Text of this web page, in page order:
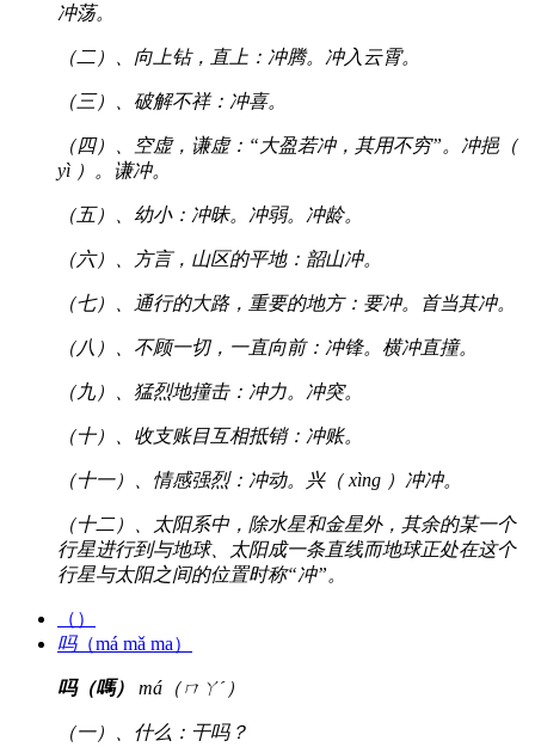
冲荡。
（二）、向上钻，直上：冲腾。冲入云霄。
（三）、破解不祥：冲喜。
（四）、空虚，谦虚：“大盈若冲，其用不穷”。冲挹（
yì ）。谦冲。
（五）、幼小：冲昧。冲弱。冲龄。
（六）、方言，山区的平地：韶山冲。
（七）、通行的大路，重要的地方：要冲。首当其冲。
（八）、不顾一切，一直向前：冲锋。横冲直撞。
（九）、猛烈地撞击：冲力。冲突。
（十）、收支账目互相抵销：冲账。
（十一）、情感强烈：冲动。兴（ xìng ）冲冲。
（十二）、太阳系中，除水星和金星外，其余的某一个
行星进行到与地球、太阳成一条直线而地球正处在这个
行星与太阳之间的位置时称“冲”。
（）
吗（má mǎ ma）
吗（嗎） má（ㄇㄚˊ）
（一）、什么：干吗？